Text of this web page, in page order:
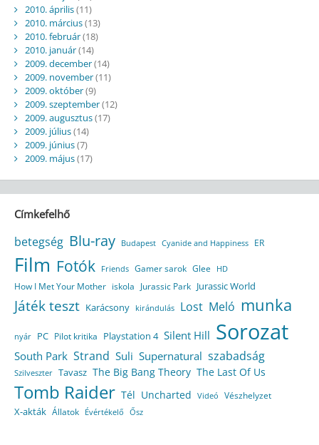
2010. április(11)
2010. március(13)
2010. február(18)
2010. január(14)
2009. december(14)
2009. november(11)
2009. október(9)
2009. szeptember(12)
2009. augusztus(17)
2009. július(14)
2009. június(7)
2009. május(17)
Címkefelhő
betegség Blu-ray Budapest Cyanide and Happiness ER
Film Fotók Friends Gamer sarok Glee HD
How I Met Your Mother iskola Jurassic Park Jurassic World
Játék teszt Karácsony kirándulás Lost Meló munka
nyár PC Pilot kritika Playstation 4 Silent Hill Sorozat
South Park Strand Suli Supernatural szabadság
Szilveszter Tavasz The Big Bang Theory The Last Of Us
Tomb Raider Tél Uncharted Videó Vészhelyzet
X-akták Állatok Évértékelő Ősz